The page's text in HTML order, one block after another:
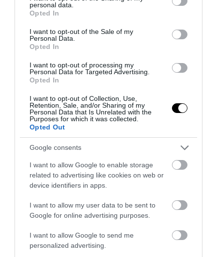
grant or deny consent to Google and its third-party tags to
use your data for below specified purposes in below Google
consent section.
personal data.
Opted In
I want to opt-out of the Sale of my
Personal Data.
Opted In
I want to opt-out of processing my
Personal Data for Targeted Advertising.
Opted In
I want to opt-out of Collection, Use,
Retention, Sale, and/or Sharing of my
Personal Data that Is Unrelated with the
Purposes for which it was collected.
Opted Out
Google consents
I want to allow Google to enable storage
related to advertising like cookies on web or
device identifiers in apps.
I want to allow my user data to be sent to
Google for online advertising purposes.
I want to allow Google to send me
personalized advertising.